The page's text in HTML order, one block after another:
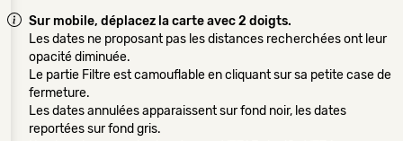
Sur mobile, déplacez la carte avec 2 doigts.
Les dates ne proposant pas les distances recherchées ont leur
opacité diminuée.
Le partie Filtre est camouflable en cliquant sur sa petite case de
fermeture.
Les dates annulées apparaissent sur fond noir, les dates
reportées sur fond gris.